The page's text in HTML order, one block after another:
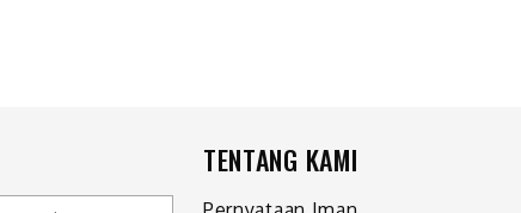
TENTANG KAMI